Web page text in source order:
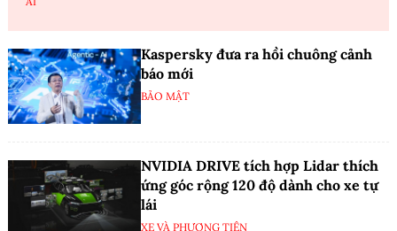
Kaspersky đưa ra hồi chuông cảnh
báo mới
BẢO MẬT
NVIDIA DRIVE tích hợp Lidar thích
ứng góc rộng 120 độ dành cho xe tự
lái
XE VÀ PHƯƠNG TIỆN